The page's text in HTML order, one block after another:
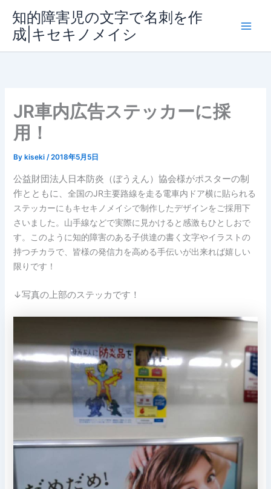
ス
知的障害児の文字で名刺を作
成|キセキノメイシ
JR車内広告ステッカーに採
用！
By kiseki/2018年5月5日
公益財団法人日本防炎（ぼうえん）協会様がポスターの制
作とともに、全国のJR主要路線を走る電車内ドア横に貼られる
ステッカーに もキセキノメイシで制作したデザインをご採用下
さいました。山手線などで実際に見かけると感激もひとしおで
す。このように知的障害のある子供達の書く文字やイラストの
持つチカラで、皆様の発信力を高める手伝いが出来れば嬉しい
限りです！
↓写真の上部のステッカです！